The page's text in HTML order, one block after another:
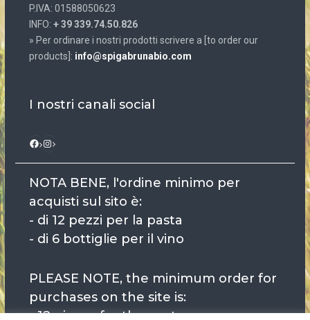
P.IVA: 01588050623
INFO: + 39 339.74.50.826
» Per ordinare i nostri prodotti scrivere a [to order our
products]: info@spigabrunabio.com
I nostri canali social
Facebook
Instagram
NOTA BENE, l'ordine minimo per
acquisti sul sito è:
- di 12 pezzi per la pasta
- di 6 bottiglie per il vino
PLEASE NOTE, the minimum order for
purchases on the site is:
- 12 pieces for the pasta